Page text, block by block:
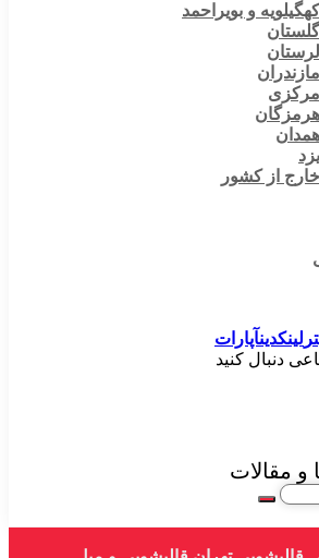
و بویراحمد
مرکزی
از کشور
لینکدینآپارات
دنبال کنید
و مقالات